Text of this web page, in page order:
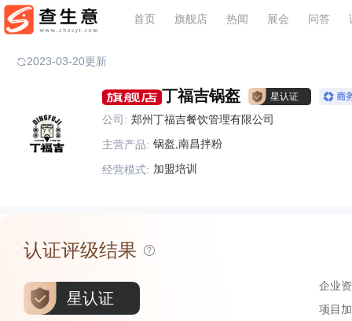
首页 旗舰店 热闻 展会 问答
2023-03-20更新
丁福吉锅盔 星认证
公司: 郑州丁福吉餐饮管理有限公司
主营产品: 锅盔,南昌拌粉
经营模式: 加盟培训
认证评级结果
星认证
企业
项目